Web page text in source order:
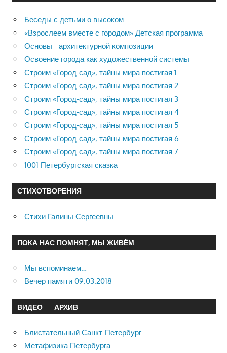
Беседы с детьми о высоком
«Взрослеем вместе с городом» Детская программа
Основы архитектурной композиции
Освоение города как художественной системы
Строим «Город-сад», тайны мира постигая 1
Строим «Город-сад», тайны мира постигая 2
Строим «Город-сад», тайны мира постигая 3
Строим «Город-сад», тайны мира постигая 4
Строим «Город-сад», тайны мира постигая 5
Строим «Город-сад», тайны мира постигая 6
Строим «Город-сад», тайны мира постигая 7
1001 Петербургская сказка
СТИХОТВОРЕНИЯ
Стихи Галины Сергеевны
ПОКА НАС ПОМНЯТ, МЫ ЖИВЁМ
Мы вспоминаем…
Вечер памяти 09.03.2018
ВИДЕО — АРХИВ
Блистательный Санкт-Петербург
Метафизика Петербурга